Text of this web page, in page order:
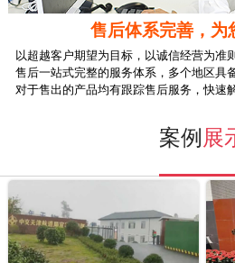
售后体系完善，为
以超越客户期望为目标，以诚信经营为准
售后一站式完整的服务体系 ，多个地区具
对于售出的产品均有跟踪售后服务，快速
案例 展